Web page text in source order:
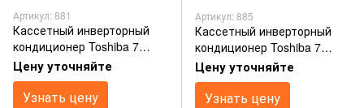
Артикул: 881
Кассетный инверторный
кондиционер Toshiba 7
кВт(-15) RAV-SM80*UT(P)-
E/RAV-SM80*AT(P)-E/RBC-
U31P6(P)-E/RBC-AMS41E
Цену уточняйте
Узнать цену
Артикул: 885
Кассетный инверторный
кондиционер Toshiba 7
кВт(-20) RAV-SM80*UT(P)-
E/RAV-SP80*AT(P)-E/RBC-
U31P6(P)-E/RBC-AMS41E
Цену уточняйте
Узнать цену